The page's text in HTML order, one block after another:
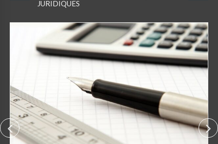
JURIDIQUES